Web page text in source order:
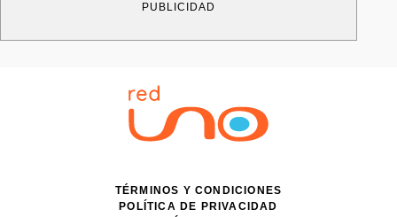
PUBLICIDAD
TÉRMINOS Y CONDICIONES
POLÍTICA DE PRIVACIDAD